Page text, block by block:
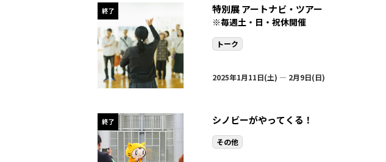
終了 特別展 アートナビ・ツアー
※毎週土・日・祝休開催
トーク
2025年1月11日(土) — 2月9日(日)
終了 シノビーがやってくる！
その他